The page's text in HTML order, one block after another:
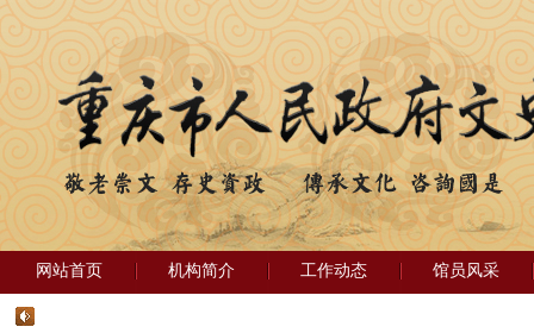
网站首页 机构简介 工作动态 馆员风采